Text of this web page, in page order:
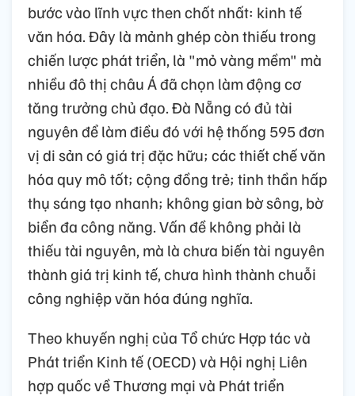
bước vào lĩnh vực then chốt nhất: kinh tế
văn hóa. Đây là mảnh ghép còn thiếu trong
chiến lược phát triển, là "mỏ vàng mềm" mà
nhiều đô thị châu Á đã chọn làm động cơ
tăng trưởng chủ đạo. Đà Nẵng có đủ tài
nguyên để làm điều đó với hệ thống 595 đơn
vị di sản có giá trị đặc hữu; các thiết chế văn
hóa quy mô tốt; cộng đồng trẻ; tinh thần hấp
thụ sáng tạo nhanh; không gian bờ sông, bờ
biển đa công năng. Vấn đề không phải là
thiếu tài nguyên, mà là chưa biến tài nguyên
thành giá trị kinh tế, chưa hình thành chuỗi
công nghiệp văn hóa đúng nghĩa.
Theo khuyến nghị của Tổ chức Hợp tác và
Phát triển Kinh tế (OECD) và Hội nghị Liên
hợp quốc về Thương mại và Phát triển